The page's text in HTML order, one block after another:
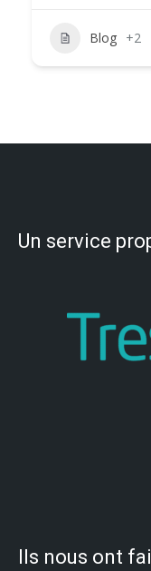
Blog +2
Un service
Ils nous ont